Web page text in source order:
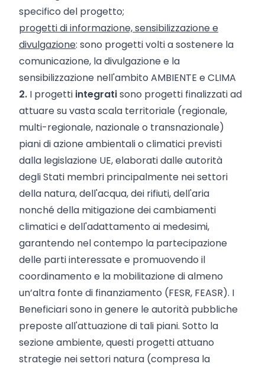
specifico del progetto;
progetti di informazione, sensibilizzazione e
divulgazione: sono progetti volti a sostenere la
comunicazione, la divulgazione e la
sensibilizzazione nell'ambito AMBIENTE e CLIMA
2. I progetti integratisono progetti finalizzati ad
attuare su vasta scala territoriale (regionale,
multi-regionale, nazionale o transnazionale)
piani di azione ambientali o climatici previsti
dalla legislazione UE, elaborati dalle autorità
degli Stati membri principalmente nei settori
della natura, dell'acqua, dei rifiuti, dell'aria
nonché della mitigazione dei cambiamenti
climatici e dell'adattamento ai medesimi,
garantendo nel contempo la partecipazione
delle parti interessate e promuovendo il
coordinamento e la mobilitazione di almeno
un’altra fonte di finanziamento (FESR, FEASR). I
Beneficiari sono in genere le autorità pubbliche
preposte all'attuazione di tali piani. Sotto la
sezione ambiente, questi progetti attuano
strategie nei settori natura (compresa la